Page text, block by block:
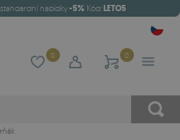
nabídky-5%Kód:LETO5
0 0